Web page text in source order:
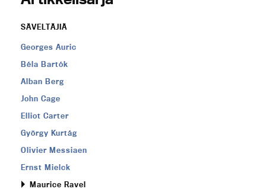
SÄVELTÄJIÄ
Georges Auric
Béla Bartók
Alban Berg
John Cage
Elliot Carter
György Kurtág
Olivier Messiaen
Ernst Mielck
Maurice Ravel